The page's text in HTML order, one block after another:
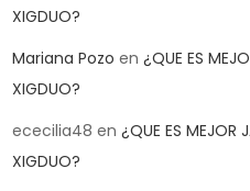
XIGDUO?
Mariana Pozo en ¿QUE ES
XIGDUO?
ececilia48 en ¿QUE ES MEJOR
XIGDUO?